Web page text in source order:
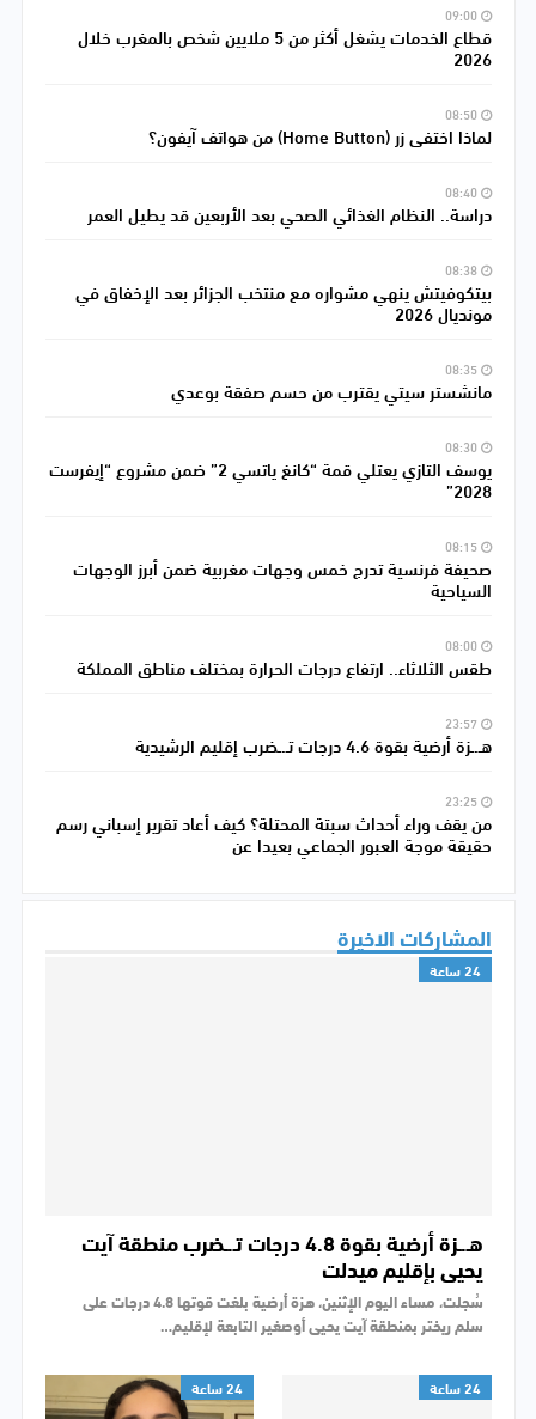
09:00
قطاع الخدمات يشغل أكثر من 5 ملايين شخص بالمغرب خلال
2026
08:50
لماذا اختفى زر (Home Button) من هواتف آيفون؟
08:40
دراسة.. النظام الغذائي الصحي بعد الأربعين قد يطيل العمر
08:38
بيتكوفيتش ينهي مشواره مع منتخب الجزائر بعد الإخفاق في
مونديال 2026
08:35
مانشستر سيتي يقترب من حسم صفقة بوعدي
08:30
يوسف التازي يعتلي قمة “كانغ ياتسي 2” ضمن مشروع “إيفرست
2028”
08:15
صحيفة فرنسية تدرج خمس وجهات مغربية ضمن أبرز الوجهات
السياحية
08:00
طقس الثلاثاء.. ارتفاع درجات الحرارة بمختلف مناطق المملكة
23:57
هـ.ـزة أرضية بقوة 4.6 درجات تـ.ـضرب إقليم الرشيدية
23:25
من يقف وراء أحداث سبتة المحتلة؟ كيف أعاد تقرير إسباني رسم
حقيقة موجة العبور الجماعي بعيدا عن
المشاركات الاخيرة
24 ساعة
هـ.ـزة أرضية بقوة 4.8 درجات تـ.ـضرب منطقة آيت
يحيى بإقليم ميدلت
سُجلت، مساء اليوم الإثنين، هزة أرضية بلغت قوتها 4.8 درجات على
سلم ريختر بمنطقة آيت يحيى أوصغير التابعة لإقليم…
24 ساعة 24 ساعة